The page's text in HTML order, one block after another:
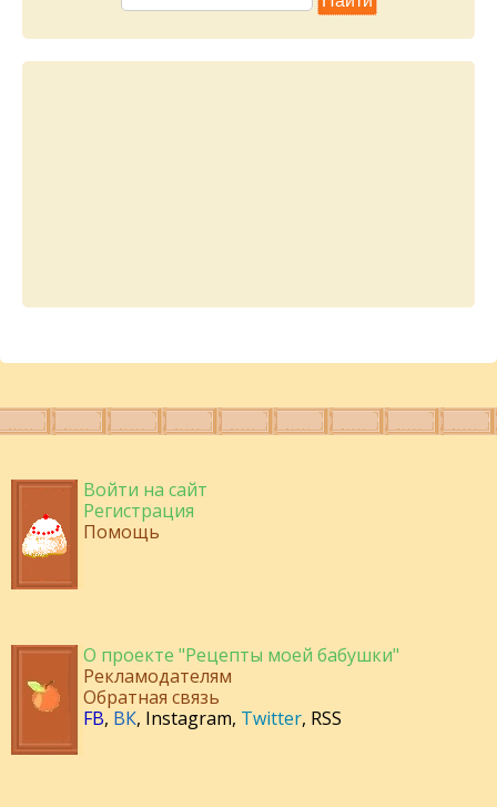
Войти на сайт
Регистрация
Помощь
О проекте "Рецепты моей бабушки"
Рекламодателям
Обратная связь
FB, ВК, Instagram, Twitter, RSS